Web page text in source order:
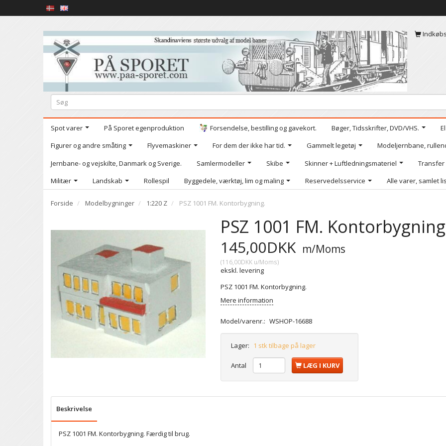
Spot varer På Sporet egenproduktion Forsendelse, bestilling og gavekort. Bøger, Tidsskrifter, DVD/VHS.
Figurer og andre småting
Flyvemaskiner For dem der ikke har tid. Gammelt legetøj
Modeljernbane,
Jernbane- og vejskilte, Danmark og Sverige.
Samlermodeller Skibe Skinner + Luftledningsmateriel
Transfer
Militær
Landskab Rollespil Byggedele, værktøj, lim og maling Reservedelsservice Alle varer, samlet
Forside Modelbygninger 1:220 Z PSZ 1001 FM. Kontorbygning.
PSZ 1001 FM.
145,00DKK m/Moms
(116,00DKK u/Moms)
ekskl. levering
PSZ 1001 FM. Kontorbygning.
Mere information
Model/varenr.: WSHOP-16688
Lager: 1 stk tilbage på lager
Antal LÆG I KURV
Beskrivelse
PSZ 1001 FM. Kontorbygning. Færdig til brug.